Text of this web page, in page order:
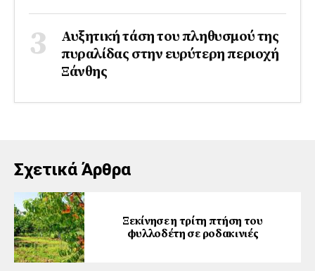
Αυξητική τάση του πληθυσμού της
πυραλίδας στην ευρύτερη περιοχή
Ξάνθης
Σχετικά Άρθρα
Ξεκίνησε η τρίτη πτήση του
φυλλοδέτη σε ροδακινιές